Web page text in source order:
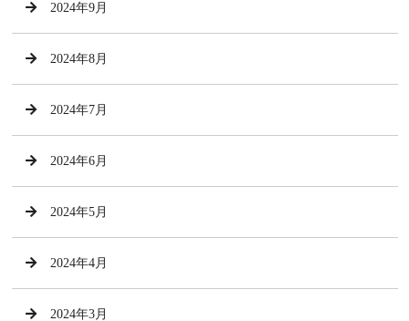
2024年9月
2024年8月
2024年7月
2024年6月
2024年5月
2024年4月
2024年3月